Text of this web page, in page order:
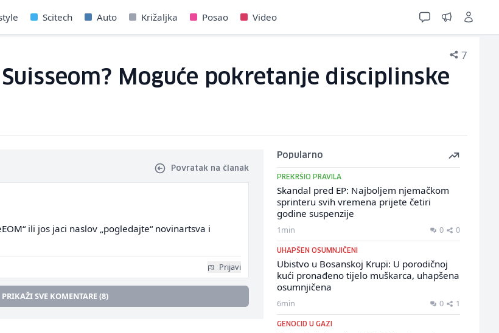
Scitech Auto Križaljka Posao Video
7
Moguće pokretanje disciplinske
Povratak na članak
ili jos jaci naslov „pogledajte“ novinartsva i
Prijavi
PRIKAŽI SVE KOMENTARE (8)
Popularno
PREKRŠIO PRAVILA
Skandal pred EP: Najboljem njemačkom
sprinteru svih vremena prijete četiri
godine suspenzije
1min 0 0
UHAPŠEN OSUMNJIČENI
Ubistvo u Bosanskoj Krupi: U porodičnoj
kući pronađeno tijelo muškarca, uhapšena
osumnjičena
6min 0 1
GENOCID U GAZI